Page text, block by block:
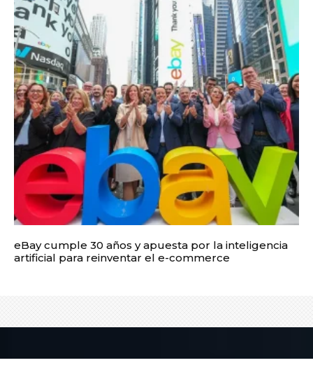
eBay cumple 30 años y apuesta por la inteligencia
artificial para reinventar el e-commerce